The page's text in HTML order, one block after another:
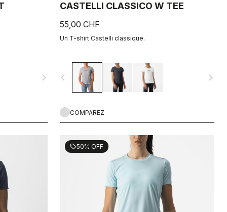
navigate_next
CASTELLI CLASSICO W TEE
55,00 CHF
Un T-shirt Castelli classique.
navigate_before navigate_next
COMPAREZ
sell50% OFF